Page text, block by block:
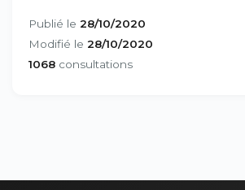
Publié le 28/10/2020
Modifié le 28/10/2020
1068 consultations